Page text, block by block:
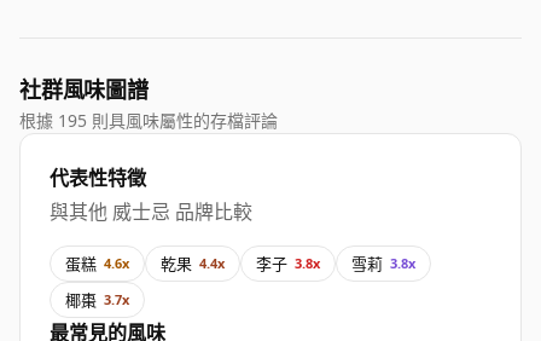
社群風味圖譜
根據 195 則具風味屬性的存檔評論
代表性特徵
與其他 威士忌 品牌比較
蛋糕 4.6x 乾果 4.4x 李子 3.8x 雪莉 3.8x
椰棗 3.7x
最常見的風味